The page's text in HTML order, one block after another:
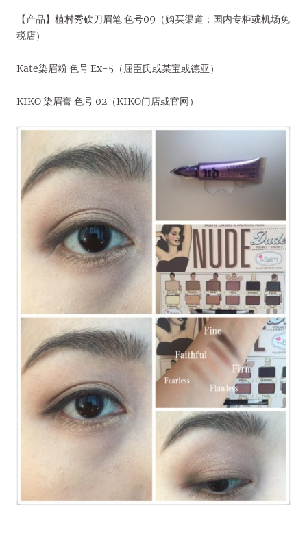
【产品】植村秀砍刀眉笔 色号09（购买渠道：国内专柜或机场免
税店）
Kate染眉粉 色号 Ex-5（屈臣氏或某宝或德亚）
KIKO 染眉膏 色号 02（KIKO门店或官网）